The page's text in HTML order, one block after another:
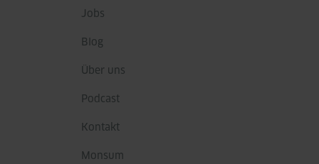
Jobs
Blog
Über uns
Podcast
Kontakt
Monsum